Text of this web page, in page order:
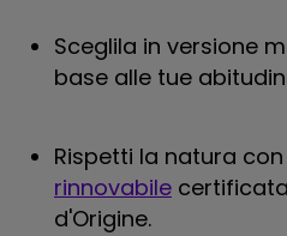
Sceglila in versione
base alle tue
Rispetti la natura con
rinnovabile
d'Origine.